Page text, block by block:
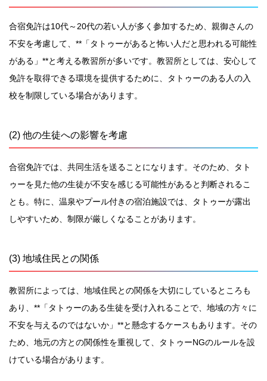
合宿免許は10代～20代の若い人が多く参加するため、親御さんの
不安を考慮して、**「タトゥーがあると怖い人だと思われる可能性
がある」**と考える教習所が多いです。教習所としては、安心して
免許を取得できる環境を提供するために、タトゥーのある人の入
校を制限している場合があります。
(2) 他の生徒への影響を考慮
合宿免許では、共同生活を送ることになります。そのため、タト
ゥーを見た他の生徒が不安を感じる可能性があると判断されるこ
とも。特に、温泉やプール付きの宿泊施設では、タトゥーが露出
しやすいため、制限が厳しくなることがあります。
(3) 地域住民との関係
教習所によっては、地域住民との関係を大切にしているところも
あり、**「タトゥーのある生徒を受け入れることで、地域の方々に
不安を与えるのではないか」**と懸念するケースもあります。その
ため、地元の方との関係性を重視して、タトゥーNGのルールを設
けている場合があります。